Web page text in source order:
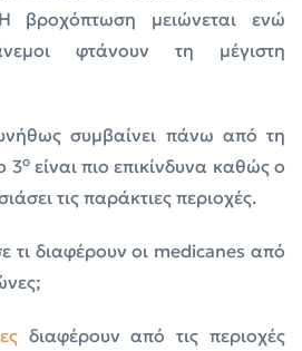
βροχόπτωση μειώνεται ενώ
φτάνουν τη μέγιστη
συμβαίνει πάνω από τη
3οείναι πιο επικίνδυνα καθώς ο
τις παράκτιες περιοχές.
τι διαφέρουν οι medicanes από
διαφέρουν από τις περιοχές